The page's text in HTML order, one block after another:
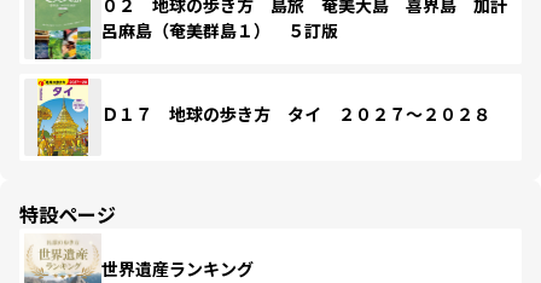
呂麻島（奄美群島１） ５訂版
Ｄ１７ 地球の歩き方 タイ ２０２７～２０２８
特設ページ
世界遺産ランキング